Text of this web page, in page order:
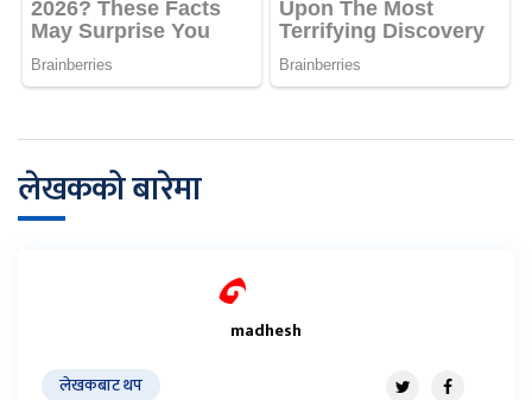
लेखकको बारेमा
madhesh
लेखकबाट थप